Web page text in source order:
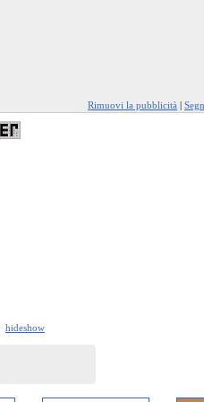
Rimuovi la pubblicità |
hideshow